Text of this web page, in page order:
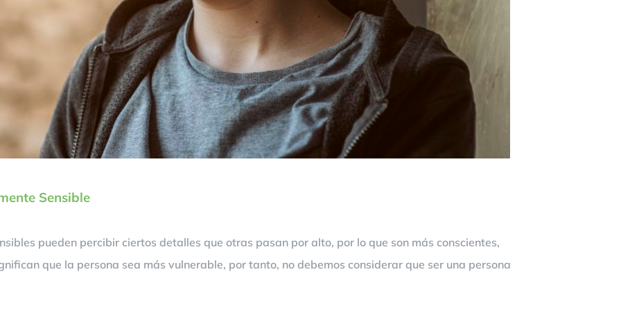
Sensible
pueden percibir ciertos detalles que otras pasan por alto, por lo que son más conscientes,
que la persona sea más vulnerable, por tanto, no debemos considerar que ser una persona